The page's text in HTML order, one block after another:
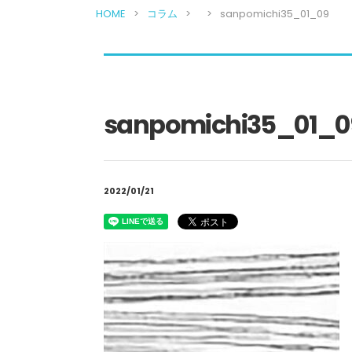
HOME コラム sanpomichi35_01_09
2022/01/21